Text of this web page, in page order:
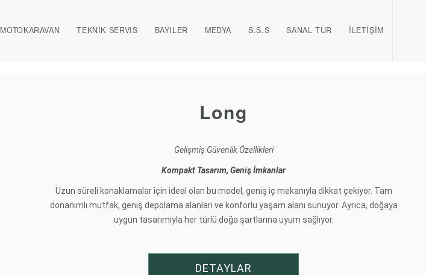
MOTOKARAVAN TEKNİK SERVIS BAYILER MEDYA S.S.S SANAL TUR İLETİŞİM
Long
Gelişmiş Güvenlik Özellikleri
Kompakt Tasarım, Geniş İmkanlar
Uzun süreli konaklamalar için ideal olan bu model, geniş iç mekanıyla dikkat çekiyor. Tam
donanımlı mutfak, geniş depolama alanları ve konforlu yaşam alanı sunuyor. Ayrıca, doğaya
uygun tasarımıyla her türlü doğa şartlarına uyum sağlıyor.
DETAYLAR